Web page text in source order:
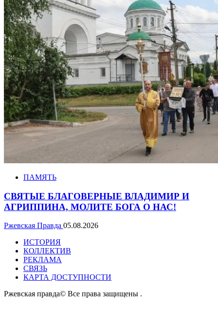
ПАМЯТЬ
СВЯТЫЕ БЛАГОВЕРНЫЕ ВЛАДИМИР И
АГРИППИНА, МОЛИТЕ БОГА О НАС!
Ржевская Правда 05.08.2026
ИСТОРИЯ
КОЛЛЕКТИВ
РЕКЛАМА
СВЯЗЬ
КАРТА ДОСТУПНОСТИ
Ржевская правда© Все права защищены .